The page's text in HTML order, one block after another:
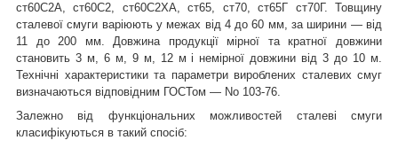
ст60С2А, ст60С2, ст60С2ХА, ст65, ст70, ст65Г ст70Г. Товщину
сталевої смуги варіюють у межах від 4 до 60 мм, за ширини — від
11 до 200 мм. Довжина продукції мірної та кратної довжини
становить 3 м, 6 м, 9 м, 12 м і немірної довжини від 3 до 10 м.
Технічні характеристики та параметри вироблених сталевих смуг
визначаються відповідним ГОСТом — No 103-76.
Залежно від функціональних можливостей сталеві смуги
класифікуються в такий спосіб: